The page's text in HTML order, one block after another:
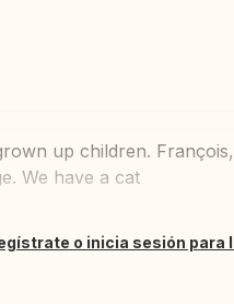
up children.
We have a cat
o inicia sesión para